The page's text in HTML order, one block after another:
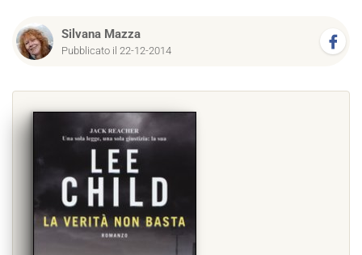
Silvana Mazza
Pubblicato il 22-12-2014